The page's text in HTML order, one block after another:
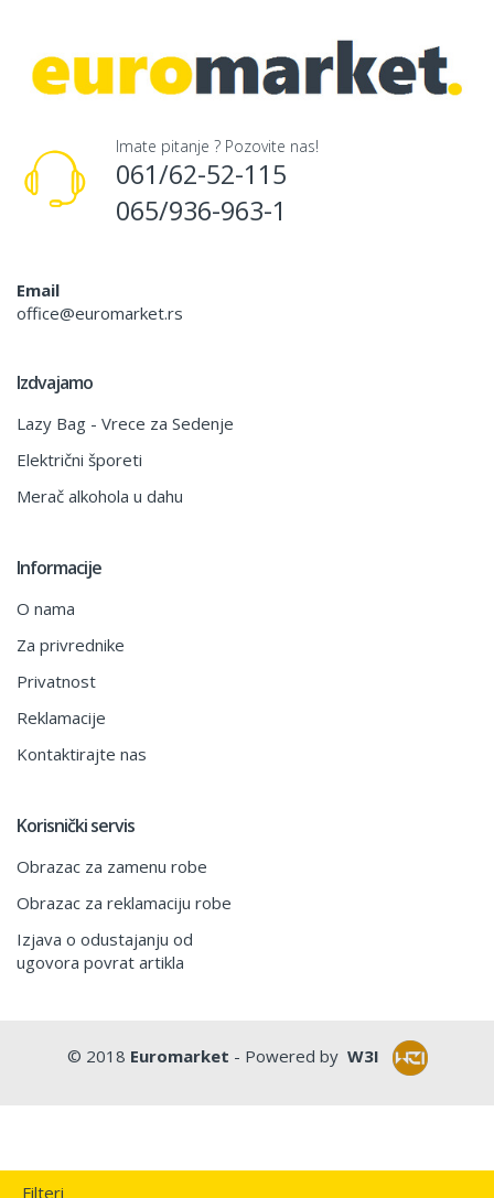
Filteri
Imate pitanje ? Pozovite nas!
061/62-52-115
065/936-963-1
Email
office@euromarket.rs
Izdvajamo
Lazy Bag - Vrece za Sedenje
Električni šporeti
Merač alkohola u dahu
Informacije
O nama
Za privrednike
Privatnost
Reklamacije
Kontaktirajte nas
Korisnički servis
Obrazac za zamenu robe
Obrazac za reklamaciju robe
Izjava o odustajanju od
ugovora povrat artikla
© 2018 Euromarket - Powered by W3I